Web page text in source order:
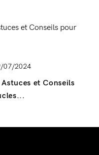
07/2024
et Conseils